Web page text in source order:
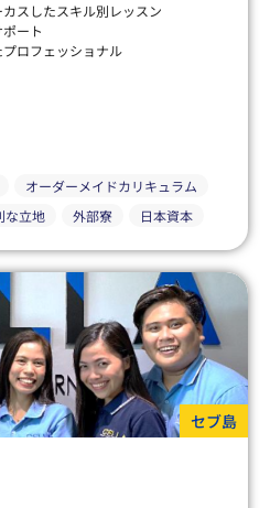
スしたスキル別レッスン
ート
ロフェッショナル
オーダーメイドカリキュラム
な立地 外部寮 日本資本
セブ島